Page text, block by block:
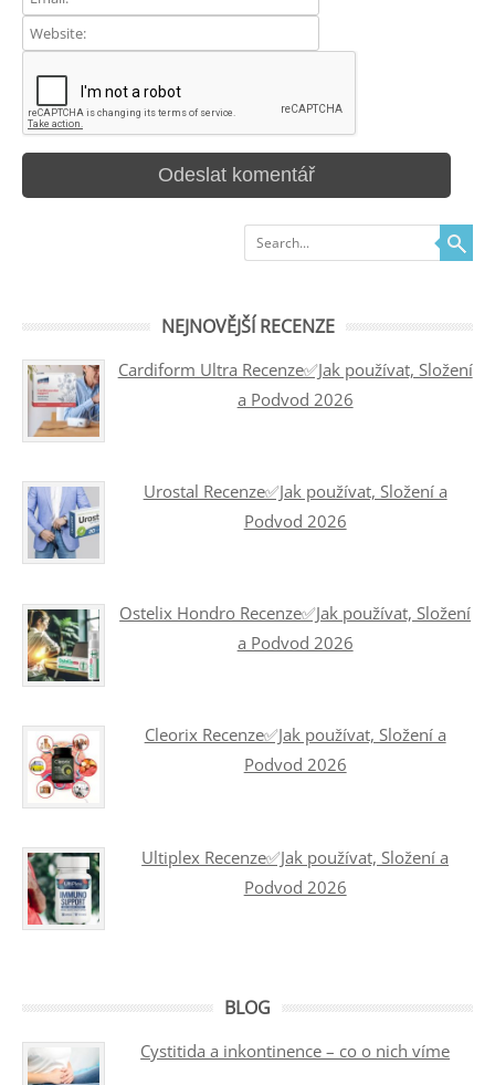
Search
NEJNOVĚJŠÍ RECENZE
Cardiform Ultra Recenze✅Jak používat, Složení
a Podvod 2026
Urostal Recenze✅Jak používat, Složení a
Podvod 2026
Ostelix Hondro Recenze✅Jak používat, Složení
a Podvod 2026
Cleorix Recenze✅Jak používat, Složení a
Podvod 2026
Ultiplex Recenze✅Jak používat, Složení a
Podvod 2026
BLOG
Cystitida a inkontinence – co o nich víme